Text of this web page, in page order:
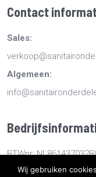
Contact
Sales:
Algemeen:
BTWnr:
KvKnr: 78527112
Wij gebruiken